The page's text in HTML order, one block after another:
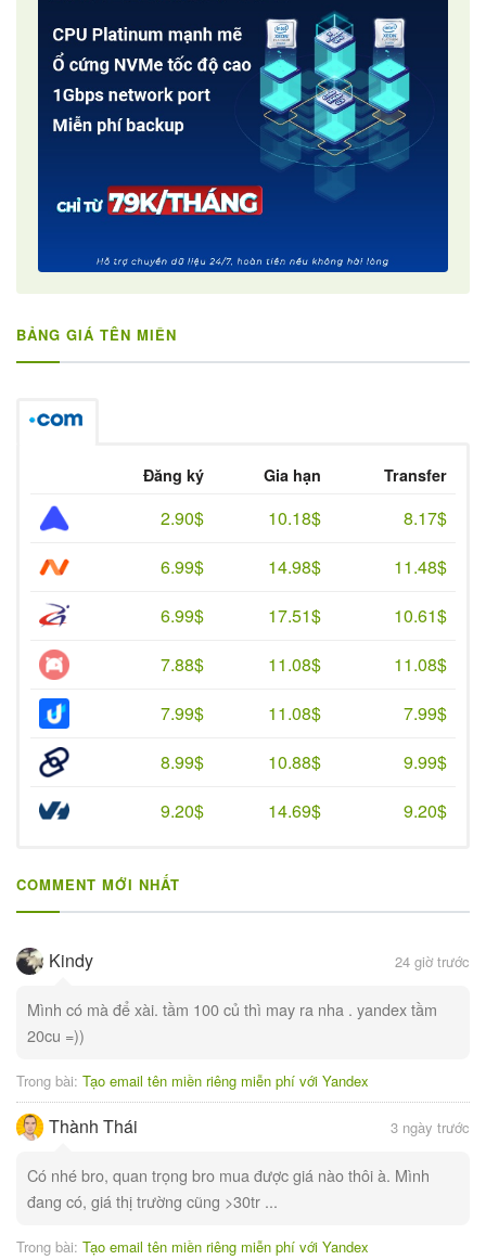
BẢNG GIÁ TÊN MIỀN
Đăng ký Gia hạn Transfer
2.90$ 10.18$
8.17$
6.99$
14.98$
11.48$
6.99$
17.51$
10.61$
7.88$
11.08$
11.08$
7.99$
11.08$
7.99$
8.99$
10.88$
9.99$
9.20$
14.69$ 9.20$
COMMENT MỚI NHẤT
Kindy 24 giờ trước
Mình có mà để xài. tầm 100 củ thì may ra nha . yandex tầm
20cu =))
Trong bài: Tạo email tên miền riêng miễn phí với Yandex
Thành Thái 3 ngày trước
Có nhé bro, quan trọng bro mua được giá nào thôi à. Mình
đang có, giá thị trường cũng >30tr ...
Trong bài: Tạo email tên miền riêng miễn phí với Yandex